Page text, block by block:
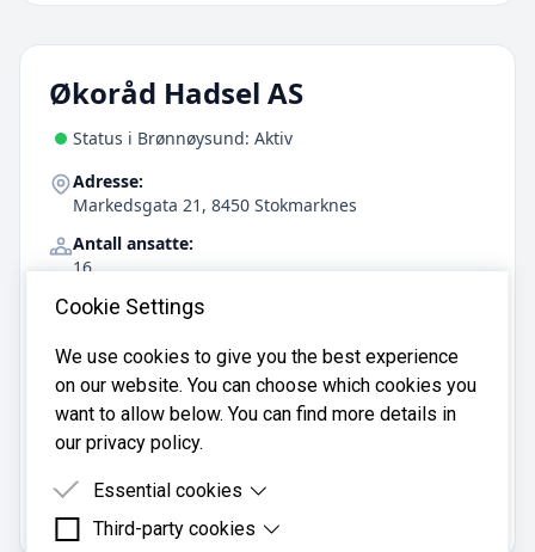
Økoråd Hadsel AS
Status i Brønnøysund: Aktiv
Adresse:
Markedsgata 21, 8450 Stokmarknes
Antall ansatte:
16
Telefon:
Mobil:
91171651
Brønnøysundregistrene med organisasjonsnummer
987447702
Cookie Settings
We use cookies to give you the best experience
on our website. You can choose which cookies you
want to allow below. You can find more details in
our privacy policy.
Essential cookies
Essential cookies are cookies that are needed for
Third-party cookies